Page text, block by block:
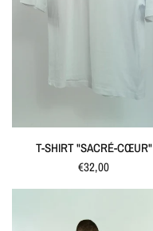
SCHNELLANSICHT
T-SHIRT "SACRÉ-CŒUR"
€32,00